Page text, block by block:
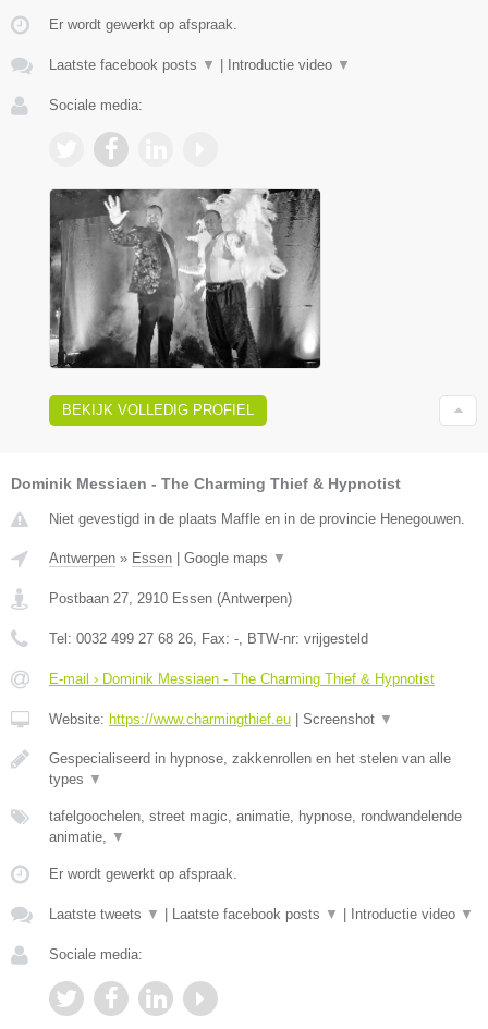
Er wordt gewerkt op afspraak.
Laatste facebook posts ▼ Introductie video ▼
Sociale media:
BEKIJK VOLLEDIG PROFIEL
Dominik Messiaen - The Charming Thief & Hypnotist
Niet gevestigd in de plaats Maffle en in de provincie Henegouwen.
Antwerpen » Essen Google maps ▼
Postbaan 27 2910 Essen (Antwerpen)
Tel: 0032 499 27 68 26 , Fax: - , BTW-nr: vrijgesteld
E-mail › Dominik Messiaen - The Charming Thief & Hypnotist
Website: https://www.charmingthief.eu Screenshot ▼
Gespecialiseerd in hypnose, zakkenrollen en het stelen van alle
types ▼
tafelgoochelen, street magic, animatie, hypnose, rondwandelende
animatie,
▼
Er wordt gewerkt op afspraak.
Laatste tweets ▼ Laatste facebook posts ▼ Introductie video ▼
Sociale media: